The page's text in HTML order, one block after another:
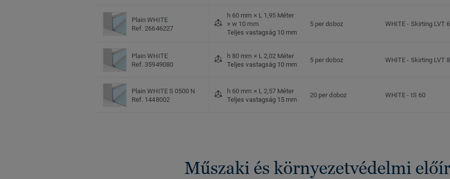
Plain WHITE
Ref. 26646227
h 60 mm × L 1,95 Méter
× w 10 mm
Teljes vastagság 10 mm
5 per doboz WHITE- Skirting LVT
Plain WHITE
Ref. 35949080
h 80 mm × L 2,02 Méter
Teljes vastagság 10 mm
5 per doboz WHITE- Skirting LVT
Plain WHITE S 0500 N
Ref. 1448002
h 60 mm × L 2,57 Méter
Teljes vastagság 15 mm
20 per doboz WHITE- IS 60
Műszaki és környezetvédelmi